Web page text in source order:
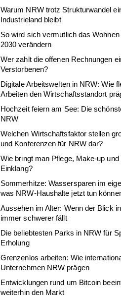
Warum NRW trotz Strukturwandel
Industrieland bleibt
So wird sich vermutlich das
2030 verändern
Wer zahlt die offenen Rechnungen
Verstorbenen?
Digitale Arbeitswelten in NRW: Wie
Arbeiten den Wirtschaftsstandort
Hochzeit feiern am See: Die
NRW
Welchen Wirtschaftsfaktor stellen
und Konferenzen für NRW dar?
Wie bringt man Pflege, Make-up
Einklang?
Sommerhitze: Wassersparen im
was NRW-Haushalte jetzt tun
Aussehen im Alter: Wenn der Blick
immer schwerer fällt
Die beliebtesten Parks in NRW für
Erholung
Grenzenlos arbeiten: Wie
Unternehmen NRW prägen
Entwicklungen rund um Bitcoin
weiterhin den Markt